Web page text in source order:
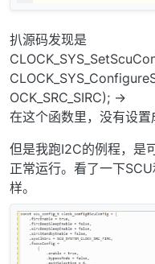
扒源码发现是
OCK_SRC_SIRC); ->
在这个函数里，没有设置
但是我跑I2C的例程，是
正常运行。看了一下
样。